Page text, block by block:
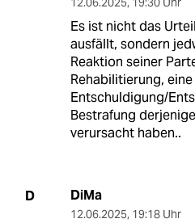
Es ist nicht das
ausfällt, sondern
Reaktion seiner
Rehabilitierung, eine
Entschuldigung/
Bestrafung
verursacht haben..
D DiMa
12.06.2025, 19:18 Uhr